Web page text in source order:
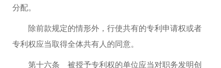
分配。
除前款规定的情形外，行使共有的专利申请权或者
专利权应当取得全体共有人的同意。
第十六条 被授予专利权的单位应当对职务发明创